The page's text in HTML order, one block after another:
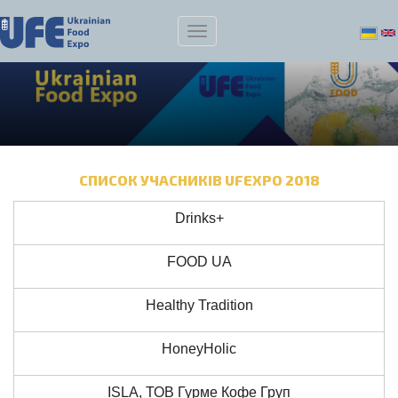
СПИСОК УЧАСНИКІВ UFEXPO 2018
Drinks+
FOOD UA
Heаlthy Tradition
HoneyHolic
ISLA, ТОВ Гурме Кофе Груп